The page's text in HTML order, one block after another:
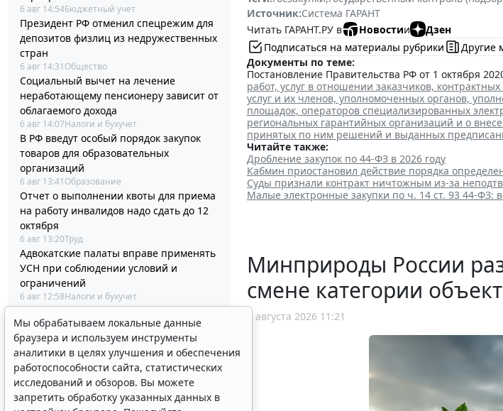
6 авг 14:54Бюджетный учет
Президент РФ отменил спецрежим для
депозитов физлиц из недружественных
стран
6 авг 14:31 Общество
Социальный вычет на лечение
неработающему пенсионеру зависит от
облагаемого дохода
6 авг 14:07Налоги и бухучет
В РФ введут особый порядок закупок
товаров для образовательных
организаций
6 авг 13:41 Образование
Отчет о выполнении квоты для приема
на работу инвалидов надо сдать до 12
октября
6 авг 13:20Труд
Адвокатские палаты вправе применять
УСН при соблюдении условий и
ограничений
6 авг 12:58Налоги и бухучет
Контракты по однородным товарам
можно заключать с одним и тем же
едпоставщиком
6 авг 12:39Бизнес
В РФ утвердили стандарт медпомощи
детям при наследственной
тирозинемии 1 типа
Источник:Система ГАРАНТ
Читать ГАРАНТ.РУ в
Новостии
Дзен
Подписаться на материалы рубрики
Другие
Документы по теме:
Постановление Правительства РФ от 1 октября
работ, услуг в отношении заказчиков,
услуг и их членов, уполномоченных органов,
площадок, операторов специализированных
региональных гарантийных организаций и о
принятых по ним решений и выданных
Читайте также:
Дробление закупок по 44-ФЗ в 2026 году
Кабмин приостановил действие порядка
Суды признали контракт ничтожным из-за
Малые электронные закупки по ч. 14 ст. 93 44-ФЗ:
Минприроды России
смене категории
4 августа 2026 11:21
Мы обрабатываем локальные данные
браузера и используем инструменты
аналитики в целях улучшения и обеспечения
работоспособности сайта, статистических
исследований и обзоров. Вы можете
запретить обработку указанных данных в